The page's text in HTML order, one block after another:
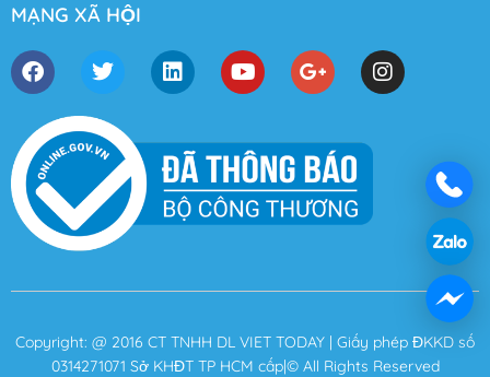
MẠNG XÃ HỘI
Copyright: @ 2016 CT TNHH DL VIET TODAY | Giấy phép ĐKKD số
0314271071 Sở KHĐT TP HCM cấp|© All Rights Reserved